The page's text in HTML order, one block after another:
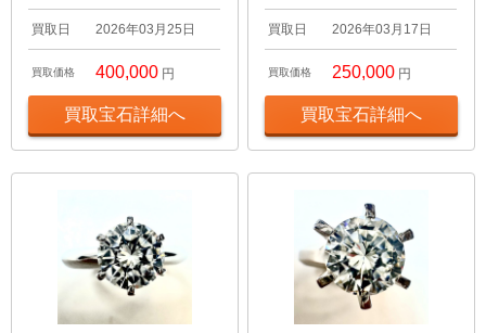
買取日 2026年03月25日
買取価格 400,000 円
買取宝石詳細へ
買取日 2026年03月17日
買取価格 250,000 円
買取宝石詳細へ